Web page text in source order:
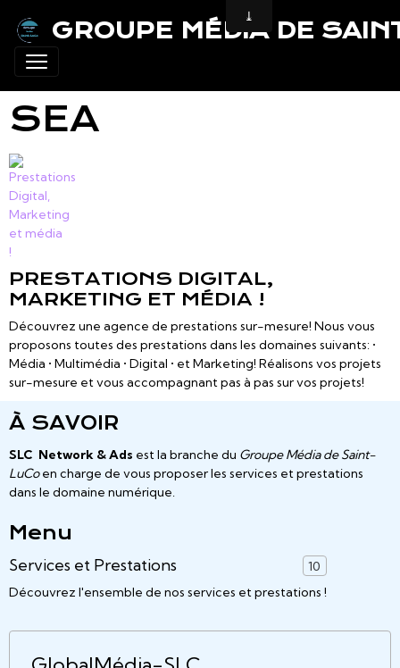
GROUPE MÉDIA DE
SEA
PRESTATIONS DIGITAL,
MARKETING ET MÉDIA !
Découvrez une agence de prestations sur-mesure! Nous vous
proposons toutes des prestations dans les domaines suivants: •
Média • Multimédia • Digital • et Marketing! Réalisons vos projets
sur-mesure et vous accompagnant pas à pas sur vos projets!
À SAVOIR
SLC Network & Ads est la branche du Groupe Média de Saint-
LuCoen charge de vous proposer les services et prestations
dans le domaine numérique.
Menu
Services et Prestations
10
Découvrez l'ensemble de nos services et prestations !